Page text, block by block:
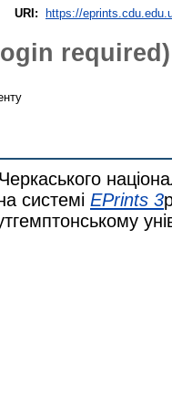
URI: https://
required)
системі EPrints 3